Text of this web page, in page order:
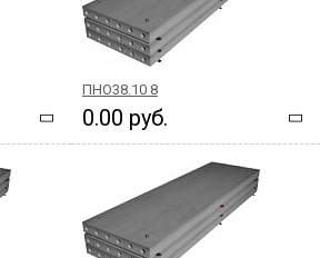
ПНО38.10 8
0.00 руб.